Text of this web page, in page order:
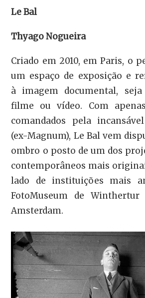
Le Bal
Thyago Nogueira
Criado em 2010, em Paris, o
um espaço de exposição e
à imagem documental,
filme ou vídeo. Com
comandados pela
(ex-Magnum), Le Bal vem
ombro o posto de um dos
contemporâneos mais
lado de instituições mais
FotoMuseum de
Amsterdam.